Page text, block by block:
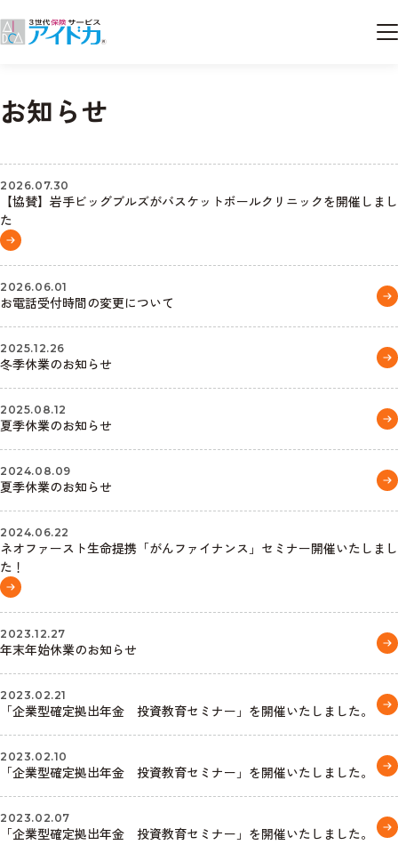
お知らせ
2026.07.30
【協賛】岩手ビッグブルズがバスケットボールクリニックを開催しまし
た
2026.06.01
お電話受付時間の変更について
2025.12.26
冬季休業のお知らせ
2025.08.12
夏季休業のお知らせ
2024.08.09
夏季休業のお知らせ
2024.06.22
ネオファースト生命提携「がんファイナンス」セミナー開催いたしまし
た！
2023.12.27
年末年始休業のお知らせ
2023.02.21
「企業型確定拠出年金 投資教育セミナー」を開催いたしました。
2023.02.10
「企業型確定拠出年金 投資教育セミナー」を開催いたしました。
2023.02.07
「企業型確定拠出年金 投資教育セミナー」を開催いたしました。